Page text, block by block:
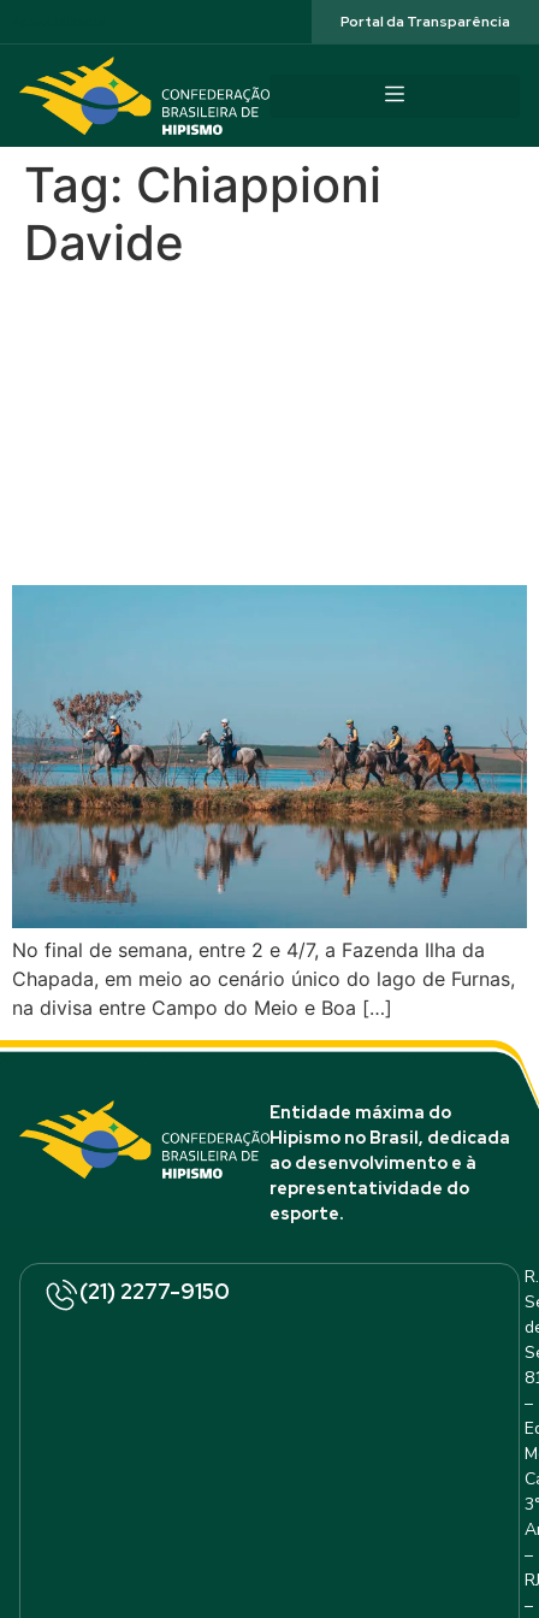
Portal da Transparência
Tag: Chiappioni
Davide
No final de semana, entre 2 e 4/7, a Fazenda Ilha da
Chapada, em meio ao cenário único do lago de Furnas,
na divisa entre Campo do Meio e Boa […]
Entidade máxima do
Hipismo no Brasil, dedicada
ao desenvolvimento e à
representatividade do
esporte.
(21) 2277-9150
R.
–
–
RJ
–